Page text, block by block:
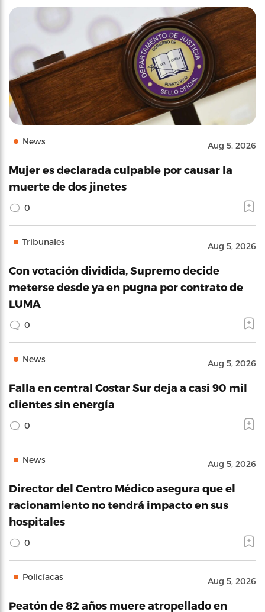
News Aug 5, 2026
Mujer es declarada culpable por causar la
muerte de dos jinetes
0
Tribunales Aug 5, 2026
Con votación dividida, Supremo decide
meterse desde ya en pugna por contrato de
LUMA
0
News Aug 5, 2026
Falla en central Costar Sur deja a casi 90 mil
clientes sin energía
0
News Aug 5, 2026
Director del Centro Médico asegura que el
racionamiento no tendrá impacto en sus
hospitales
0
Policíacas Aug 5, 2026
Peatón de 82 años muere atropellado en